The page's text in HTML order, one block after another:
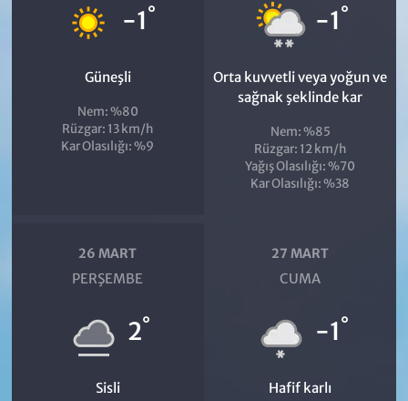
-1°
Güneşli
Nem: %80
Rüzgar: 13 km/h
Kar Olasılığı: %9
-1°
Orta kuvvetli veya yoğun ve
sağnak şeklinde kar
Nem: %85
Rüzgar: 12 km/h
Yağış Olasılığı: %70
Kar Olasılığı: %38
26 MART
PERŞEMBE
2°
Sisli
27 MART
CUMA
-1°
Hafif karlı